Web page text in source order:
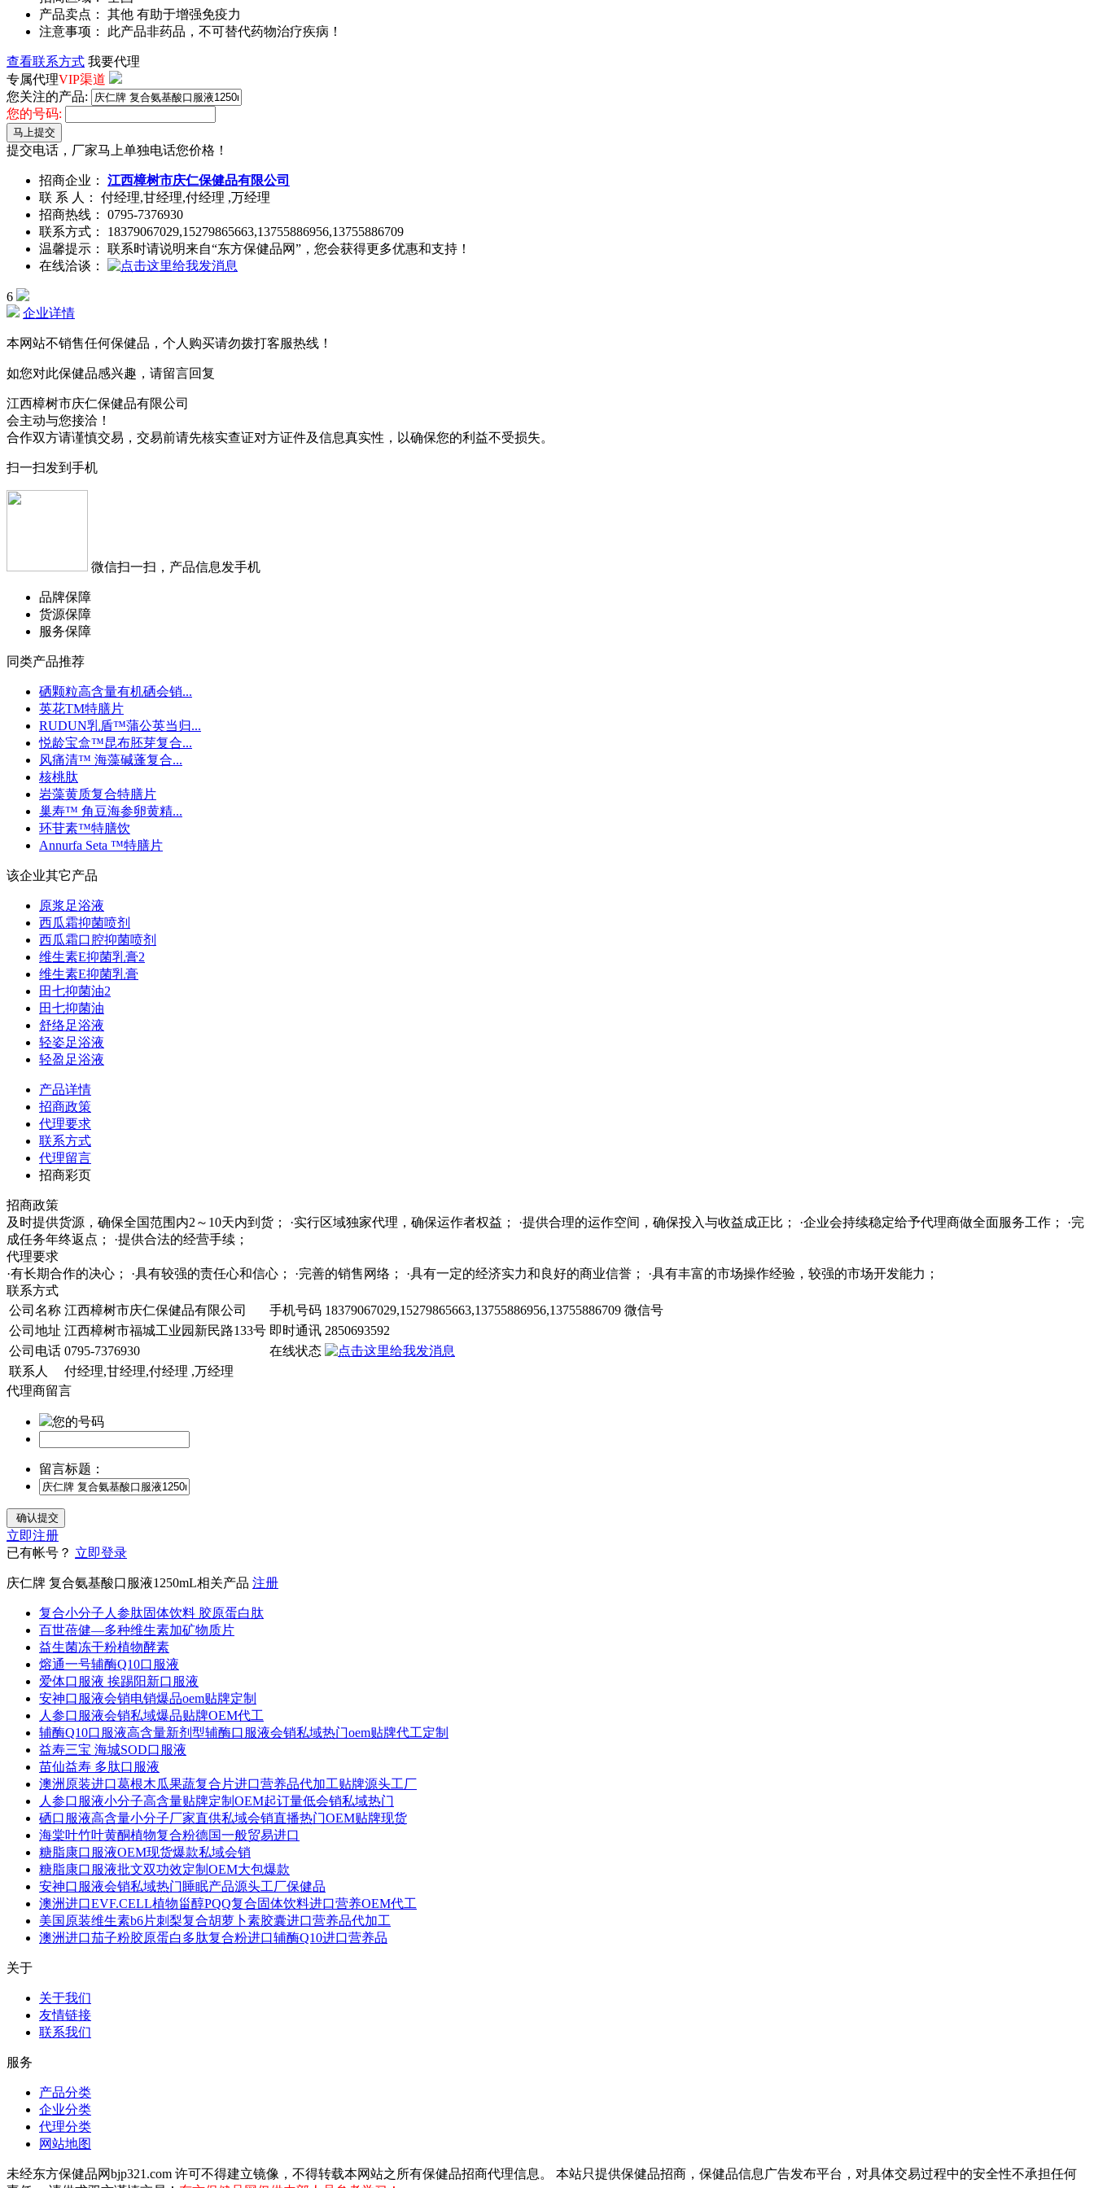
产品卖点： 其他 有助于增强免疫力
注意事项： 此产品非药品，不可替代药物治疗疾病！
查看联系方式 我要代理
专属代理VIP渠道
您关注的产品:
您的号码:
马上提交
提交电话，厂家马上单独电话您价格！
招商企业： 江西樟树市庆仁保健品有限公司
联 系 人： 付经理,甘经理,付经理 ,万经理
招商热线： 0795-7376930
联系方式： 18379067029,15279865663,13755886956,13755886709
温馨提示： 联系时请说明来自“东方保健品网”，您会获得更多优惠和支持！
在线洽谈：
6
企业详情
本网站不销售任何保健品，个人购买请勿拨打客服热线！
如您对此保健品感兴趣，请留言回复
江西樟树市庆仁保健品有限公司
会主动与您接洽！
合作双方请谨慎交易，交易前请先核实查证对方证件及信息真实性，以确保您的利益不受损失。
扫一扫发到手机
微信扫一扫，产品信息发手机
品牌保障
货源保障
服务保障
同类产品推荐
硒颗粒高含量有机硒会销...
英花TM特膳片
RUDUN乳盾™蒲公英当归...
悦龄宝盒™昆布胚芽复合...
风痛清™ 海藻碱蓬复合...
核桃肽
岩藻黄质复合特膳片
巢寿™ 角豆海参卵黄精...
环苷素™特膳饮
Annurfa Seta ™特膳片
该企业其它产品
原浆足浴液
西瓜霜抑菌喷剂
西瓜霜口腔抑菌喷剂
维生素E抑菌乳膏2
维生素E抑菌乳膏
田七抑菌油2
田七抑菌油
舒络足浴液
轻姿足浴液
轻盈足浴液
产品详情
招商政策
代理要求
联系方式
代理留言
招商彩页
招商政策
及时提供货源，确保全国范围内2～10天内到货； ·实行区域独家代理，确保运作者权益； ·提供合理的运作空间，确保投入与收益成正比； ·企业会持续稳定给予代理商做全面服务工作； ·完
成任务年终返点； ·提供合法的经营手续；
代理要求
·有长期合作的决心； ·具有较强的责任心和信心； ·完善的销售网络； ·具有一定的经济实力和良好的商业信誉； ·具有丰富的市场操作经验，较强的市场开发能力；
联系方式
公司名称 江西樟树市庆仁保健品有限公司 手机号码 18379067029,15279865663,13755886956,13755886709 微信号
公司地址 江西樟树市福城工业园新民路133号 即时通讯 2850693592
公司电话 0795-7376930
在线状态
联系人
付经理,甘经理,付经理 ,万经理
代理商留言
您的号码
留言标题：
立即注册
已有帐号？ 立即登录
庆仁牌 复合氨基酸口服液1250mL相关产品 注册
复合小分子人参肽固体饮料 胶原蛋白肽
百世蓓健—多种维生素加矿物质片
益生菌冻干粉植物酵素
熔通一号辅酶Q10口服液
爱体口服液 挨踢阳新口服液
安神口服液会销电销爆品oem贴牌定制
人参口服液会销私域爆品贴牌OEM代工
辅酶Q10口服液高含量新剂型辅酶口服液会销私域热门oem贴牌代工定制
益寿三宝 海城SOD口服液
苗仙益寿 多肽口服液
澳洲原装进口葛根木瓜果蔬复合片进口营养品代加工贴牌源头工厂
人参口服液小分子高含量贴牌定制OEM起订量低会销私域热门
硒口服液高含量小分子厂家直供私域会销直播热门OEM贴牌现货
海棠叶竹叶黄酮植物复合粉德国一般贸易进口
糖脂康口服液OEM现货爆款私域会销
糖脂康口服液批文双功效定制OEM大包爆款
安神口服液会销私域热门睡眠产品源头工厂保健品
澳洲进口EVF.CELL植物甾醇PQQ复合固体饮料进口营养OEM代工
美国原装维生素b6片刺梨复合胡萝卜素胶囊进口营养品代加工
澳洲进口茄子粉胶原蛋白多肽复合粉进口辅酶Q10进口营养品
关于
关于我们
友情链接
联系我们
服务
产品分类
企业分类
代理分类
网站地图
未经东方保健品网bjp321.com 许可不得建立镜像，不得转载本网站之所有保健品招商代理信息。 本站只提供保健品招商，保健品信息广告发布平台，对具体交易过程中的安全性不承担任何